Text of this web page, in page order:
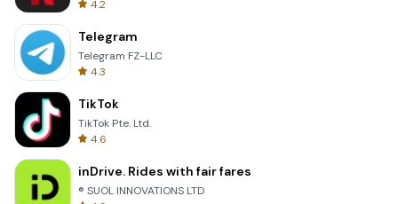
4.2
Telegram
Telegram FZ-LLC
4.3
TikTok
TikTok Pte. Ltd.
4.6
inDrive. Rides with fair fares
® SUOL INNOVATIONS LTD